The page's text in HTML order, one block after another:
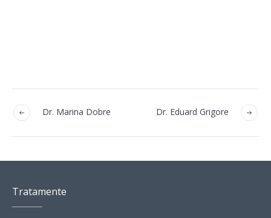
Dr. Eduard Grigore
Dr. Marina Dobre
Tratamente